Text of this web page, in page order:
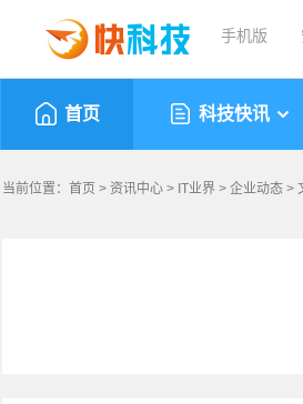
手机版
首页 科技快讯
当前位置： 首页 > 资讯中心 > IT业界 > 企业动态 >